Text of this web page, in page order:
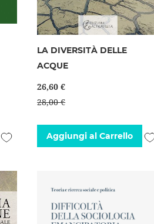
Aggiungi
lista
LA DIVERSITÀ DELLE
ACQUE
26,60 €
28,00 €
Aggiungi al Carrello